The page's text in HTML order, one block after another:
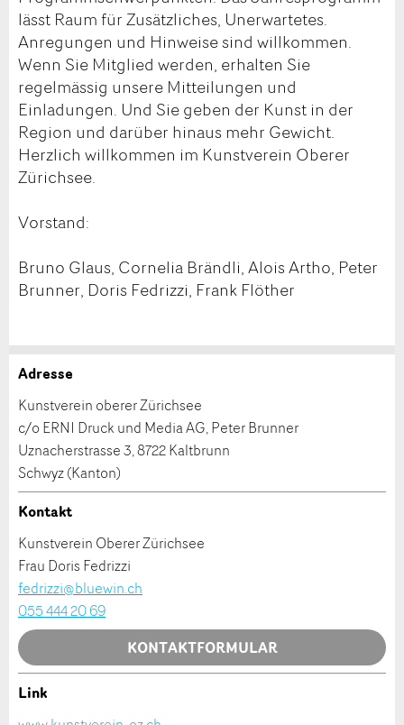
lässt Raum für Zusätzliches, Unerwartetes.
Anregungen und Hinweise sind willkommen.
Wenn Sie Mitglied werden, erhalten Sie
regelmässig unsere Mitteilungen und
Einladungen. Und Sie geben der Kunst in der
Region und darüber hinaus mehr Gewicht.
Herzlich willkommen im Kunstverein Oberer
Zürichsee.
Vorstand:
Bruno Glaus, Cornelia Brändli, Alois Artho, Peter
Brunner, Doris Fedrizzi, Frank Flöther
Anzeige beanstanden
Ihr Feedback wird sehr geschätzt!
Allgemeines Feedback
Anzeige nicht mehr gültig
Anzeige unvollständig
Anzeige weiterempfehlen
Empfehlen Sie diese Anzeige an Freunde weiter.
* Eingabe erforderlich
Adresse
Kunstverein oberer Zürichsee
c/o ERNI Druck und Media AG, Peter Brunner
Uznacherstrasse 3, 8722 Kaltbrunn
Schwyz (Kanton)
Kontakt
Kunstverein Oberer Zürichsee
Frau Doris Fedrizzi
fedrizzi@bluewin.ch
055 444 20 69
KONTAKTFORMULAR
Link